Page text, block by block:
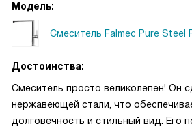
Модель:
Смеситель Falmec Pure Steel
Достоинства:
Смеситель просто великолепен! Он
нержавеющей стали, что
долговечность и стильный вид. Его